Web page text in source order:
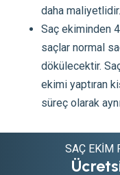
daha maliyetlidir.
Saç ekiminden
saçlar normal
dökülecektir.
ekimi yaptıran
süreç olarak
SAÇ EKIM